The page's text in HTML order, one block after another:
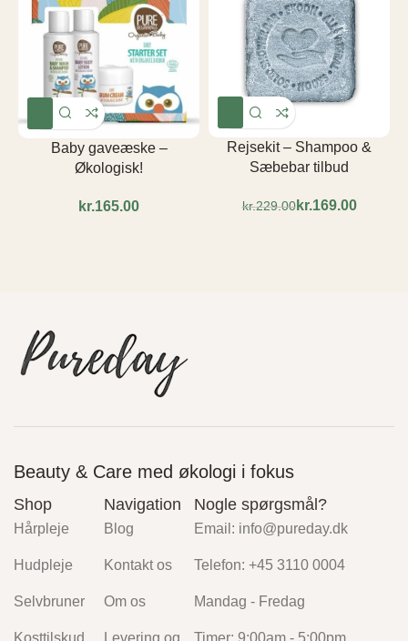
Baby gaveæske –
Økologisk!
kr.
Rejsekit – Shampoo &
Sæbebar tilbud
kr.229.00kr.169.00
Beauty & Care med økologi i fokus
Shop
Hårpleje
Hudpleje
Selvbruner
Navigation
Blog
Kontakt os
Om os
Nogle spørgsmål?
Email: info@pureday.dk
Telefon: +45 3110 0004
Mandag - Fredag